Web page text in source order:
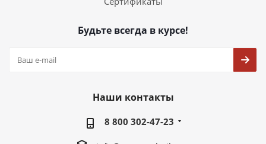
Будьте всегда в курсе!
Наши контакты
8 800 302-47-23